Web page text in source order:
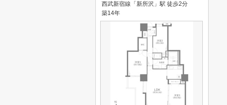
西武新宿線「新所沢」駅 徒歩2分
築14年